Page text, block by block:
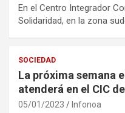
En el Centro Integrador
Solidaridad, en la zona
SOCIEDAD
La próxima semana
atenderá en el CIC
05/01/2023 Infonoa